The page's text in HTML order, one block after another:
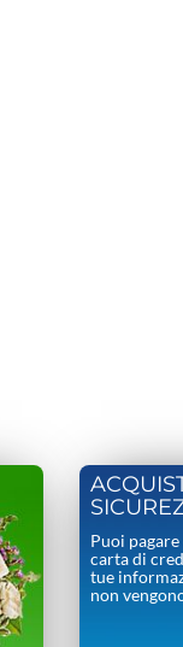
Puoi
carta di
tue
non